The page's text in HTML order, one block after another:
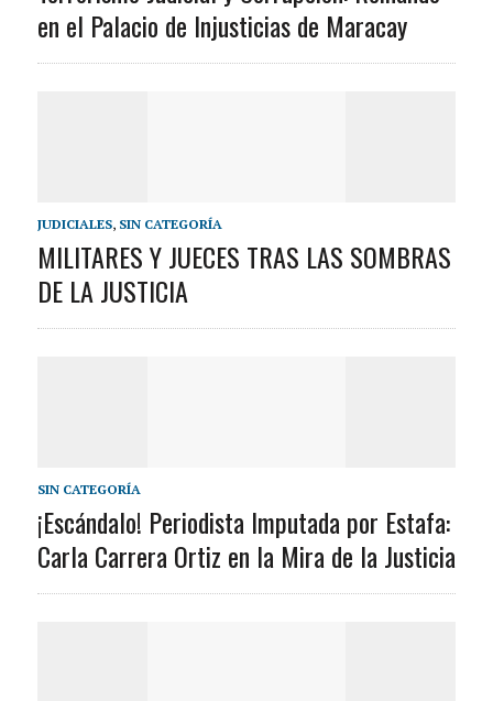
en el Palacio de Injusticias de Maracay
JUDICIALES, SIN CATEGORÍA
MILITARES Y JUECES TRAS LAS SOMBRAS
DE LA JUSTICIA
SIN CATEGORÍA
¡Escándalo! Periodista Imputada por Estafa:
Carla Carrera Ortiz en la Mira de la Justicia